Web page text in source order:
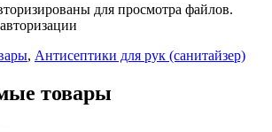
для просмотра файлов.
, Антисептики для рук (санитайзер)
товары